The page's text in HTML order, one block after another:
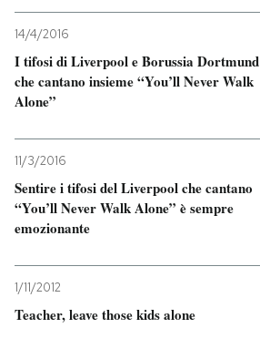
14/4/2016
I tifosi di Liverpool e Borussia Dortmund
che cantano insieme “You’ll Never Walk
Alone”
11/3/2016
Sentire i tifosi del Liverpool che cantano
“You’ll Never Walk Alone” è sempre
emozionante
1/11/2012
Teacher, leave those kids alone